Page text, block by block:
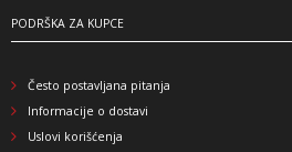
PODRŠKA ZA KUPCE
Često postavljana pitanja
Informacije o dostavi
Uslovi korišćenja